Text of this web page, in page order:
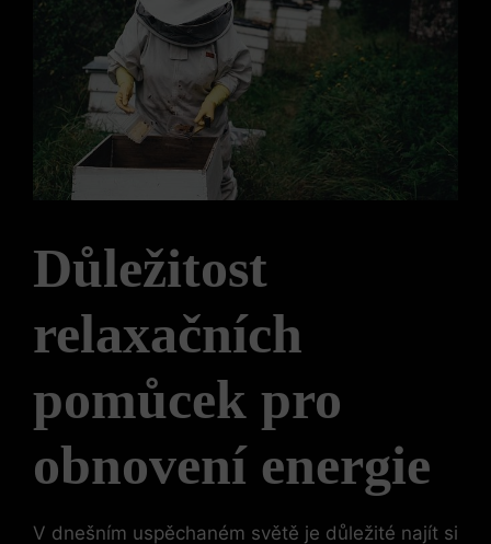
Důležitost
relaxačních
pomůcek pro
obnovení energie
V dnešním uspěchaném světě je důležité najít si